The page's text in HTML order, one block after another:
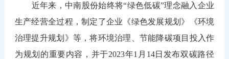
近年来，中南股份始终将“绿色低碳”理念融入企业
生产经营全过程，制定了企业《绿色发展规划》《环境
治理提升规划》等，将环境治理、节能降碳项目投入作
为规划的重要内容，并于2023年1月14日发布双碳路径